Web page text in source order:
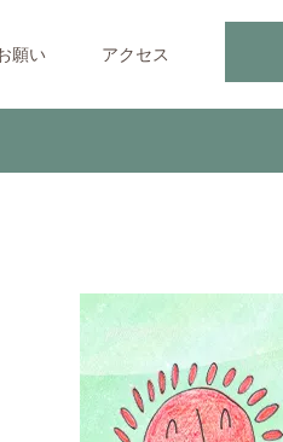
願い アクセス